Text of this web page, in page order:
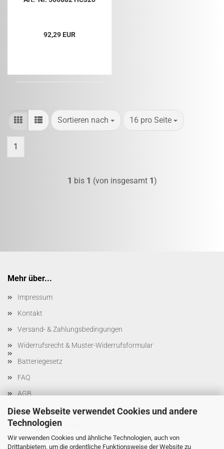
Diese Webseite verwendet Cookies und andere
Technologien
Wir verwenden Cookies und ähnliche Technologien, auch von
Drittanbietern, um die ordentliche Funktionsweise der Website zu
92,29 EUR
Sortieren nach
Sortieren nach 16 pro Seite
pro Seite
1
1 bis 1 (von insgesamt 1)
Mehr über...
Impressum
Kontakt
Versand- & Zahlungsbedingungen
Widerrufsrecht & Muster-Widerrufsformular
Batteriegesetz
FAQ
AGB
Privatsphäre und Datenschutz
Cookie Einstellungen